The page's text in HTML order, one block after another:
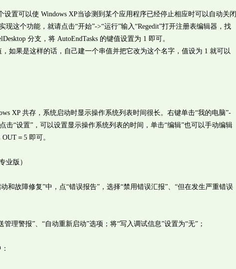
置可以使 Windows XP当诊测到某个应用程序已经停止相应时可以自动关闭
这个功能，就请点击“开始”->“运行”输入“Regedit”打开注册表编辑器，找
分支，将 AutoEndTasks 的键值设置为 1 即可。
如果是这样的话，自己建一个串值并把它改为这个名字，值设为 1 就可以
XP 共存，系统启动时显示操作系统列表时间很长。右键单击“我的电脑”-
击“设置”，可以设置显示操作系统列表的时间，单击“编辑”也可以手动编辑
＝5 即可。
版）
故障修复”中，点“错误报告”，选择“禁用错误汇报”、“但在发生严重错误
警报”、“自动重新启动”选项；将“写入调试信息”设置为“无”；